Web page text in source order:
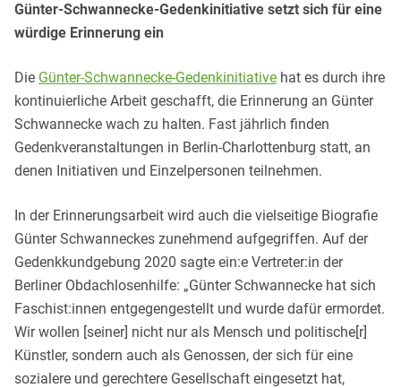
Günter-Schwannecke-Gedenkinitiative setzt sich für eine
würdige Erinnerung ein
Die Günter-Schwannecke-Gedenkinitiative hat es durch ihre
kontinuierliche Arbeit geschafft, die Erinnerung an Günter
Schwannecke wach zu halten. Fast jährlich finden
Gedenkveranstaltungen in Berlin-Charlottenburg statt, an
denen Initiativen und Einzelpersonen teilnehmen.
In der Erinnerungsarbeit wird auch die vielseitige Biografie
Günter Schwanneckes zunehmend aufgegriffen. Auf der
Gedenkkundgebung 2020 sagte ein:e Vertreter:in der
Berliner Obdachlosenhilfe: „Günter Schwannecke hat sich
Faschist:innen entgegengestellt und wurde dafür ermordet.
Wir wollen [seiner] nicht nur als Mensch und politische[r]
Künstler, sondern auch als Genossen, der sich für eine
sozialere und gerechtere Gesellschaft eingesetzt hat,